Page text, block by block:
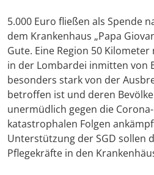
5.000 Euro fließen als Spende
dem Krankenhaus „Papa
Gute. Eine Region 50
in der Lombardei inmitten von
besonders stark von der
betroffen ist und deren
unermüdlich gegen die
katastrophalen Folgen
Unterstützung der SGD sollen
Pflegekräfte in den